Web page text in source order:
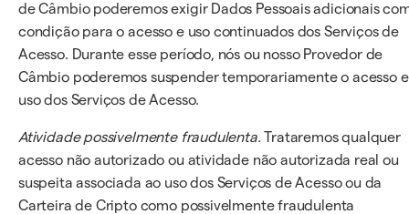
de Câmbio poderemos exigir Dados Pessoais adicionais
condição para o acesso e uso continuados dos Serviços de
Acesso. Durante esse período, nós ou nosso Provedor de
Câmbio poderemos suspender temporariamente o acesso e
uso dos Serviços de Acesso.
Atividade possivelmente fraudulenta. Trataremos qualquer
acesso não autorizado ou atividade não autorizada real ou
suspeita associada ao uso dos Serviços de Acesso ou da
Carteira de Cripto como possivelmente fraudulenta